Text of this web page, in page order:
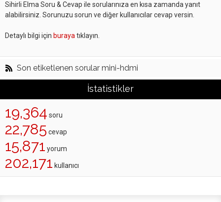
Sihirli Elma Soru & Cevap ile sorularınıza en kısa zamanda yanıt
alabilirsiniz. Sorunuzu sorun ve diğer kullanıcılar cevap versin.
Detaylı bilgi için buraya tıklayın.
Son etiketlenen sorular mini-hdmi
İstatistikler
19,364 soru
22,785 cevap
15,871 yorum
202,171 kullanıcı